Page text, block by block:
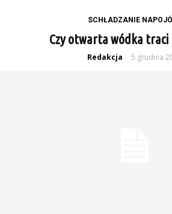
SCHŁADZANIE
Czy otwarta wódka traci
Redakcja - 5 grudnia